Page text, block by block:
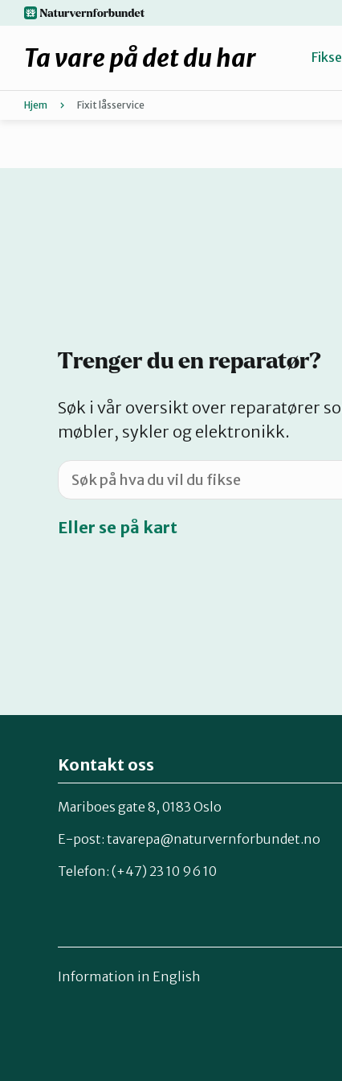
Hopp
til
hovedinnhold
naturvernforbundet.no
Ta vare på det du har
Hjem Fixit låsservice
Trenger du en reparatør?
Søk i vår oversikt over reparatører
møbler, sykler og elektronikk.
Eller se på kart
Kontakt oss
Mariboes gate 8, 0183 Oslo
E-post: tavarepa@naturvernforbundet.no
Telefon: (+47) 23 10 96 10
Information in English